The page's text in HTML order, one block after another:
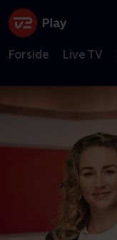
Forside Live TV